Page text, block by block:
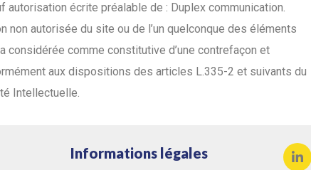
autorisation écrite préalable de : Duplex communication.
non autorisée du site ou de l’un quelconque des éléments
considérée comme constitutive d’une contrefaçon et
aux dispositions des articles L.335-2 et suivants du
Intellectuelle.
Informations légales